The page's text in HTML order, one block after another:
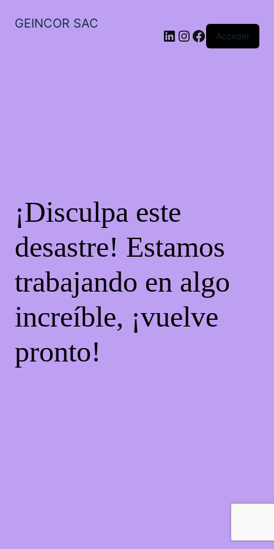
GEINCOR SAC
LinkedIn
Instagram
Facebook
Acceder
¡Disculpa este
desastre! Estamos
trabajando en algo
increíble, ¡vuelve
pronto!